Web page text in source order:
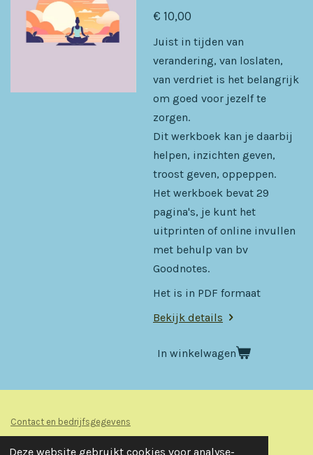
Deze website gebruikt cookies voor analyse-
€ 10,00
Juist in tijden van
verandering, van loslaten,
van verdriet is het belangrijk
om goed voor jezelf te
zorgen.
Dit werkboek kan je daarbij
helpen, inzichten geven,
troost geven, oppeppen.
Het werkboek bevat 29
pagina's, je kunt het
uitprinten of online invullen
met behulp van bv
Goodnotes.
Het is in PDF formaat
Bekijk details
In winkelwagen
Contact en bedrijfsgegevens
Algemene Voorwaarden